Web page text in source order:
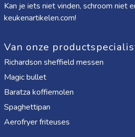
Kan je iets niet vinden, schroom niet
keukenartikelen.com!
Van onze
Richardson sheffield messen
Magic bullet
Baratza koffiemolen
Spaghettipan
Aerofryer friteuses